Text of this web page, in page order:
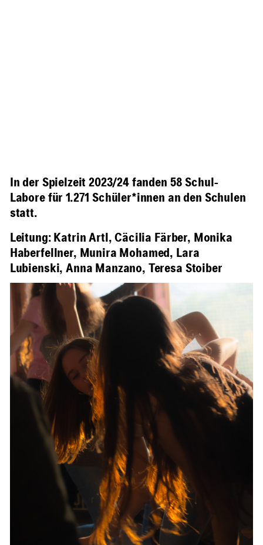
In der Spielzeit 2023/24 fanden 58 Schul-
Labore für 1.271 Schüler*innen an den Schulen
statt.
Leitung: Katrin Artl, Cäcilia Färber, Monika
Haberfellner, Munira Mohamed, Lara
Lubienski, Anna Manzano, Teresa Stoiber